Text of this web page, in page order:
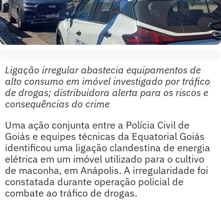
Ligação irregular abastecia equipamentos de
alto consumo em imóvel investigado por tráfico
de drogas; distribuidora alerta para os riscos e
consequências do crime
Uma ação conjunta entre a Polícia Civil de
Goiás e equipes técnicas da Equatorial Goiás
identificou uma ligação clandestina de energia
elétrica em um imóvel utilizado para o cultivo
de maconha, em Anápolis. A irregularidade foi
constatada durante operação policial de
combate ao tráfico de drogas.